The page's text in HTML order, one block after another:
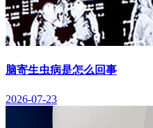
脑寄生虫病是怎么回事
2026-07-23